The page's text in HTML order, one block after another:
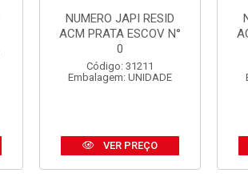
NUMERO JAPI RESID
ACM PRATA ESCOV N°
0
Código: 31211
Embalagem: UNIDADE
VER PREÇO